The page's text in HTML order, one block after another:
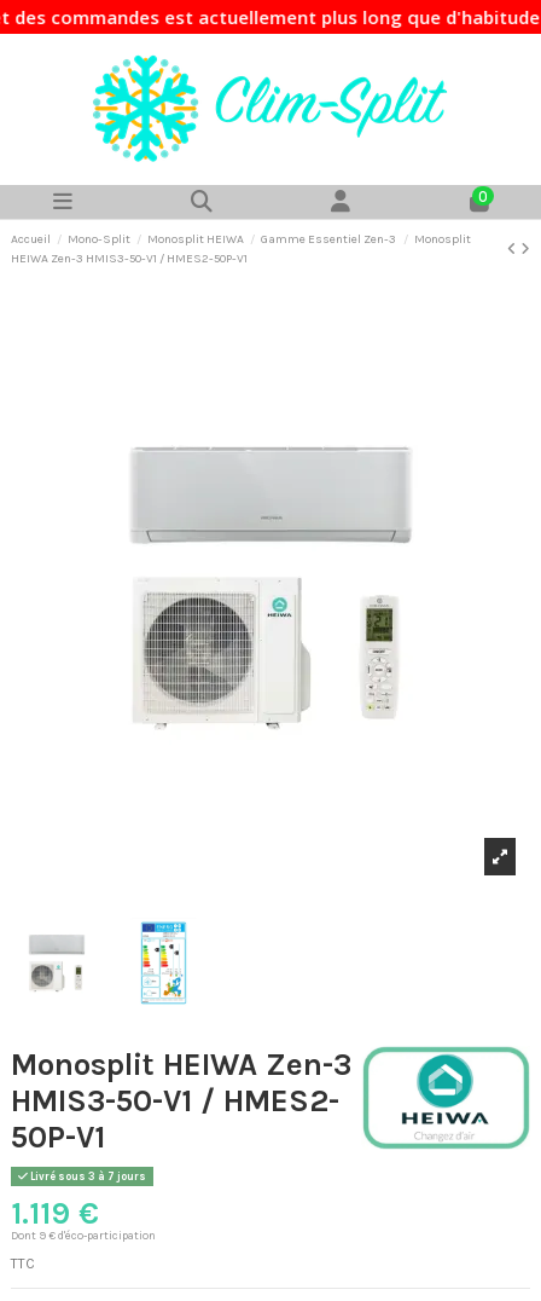
est actuellement plus long que d'habitude. Si
0
Accueil Mono-Split Monosplit HEIWA Gamme Essentiel Zen-3
Monosplit
HEIWA Zen-3 HMIS3-50-V1 / HMES2-50P-V1
Monosplit HEIWA Zen-3
HMIS3-50-V1 / HMES2-
50P-V1
Livré sous 3 à 7 jours
1.119 €
Dont 9 € d'éco-participation
TTC